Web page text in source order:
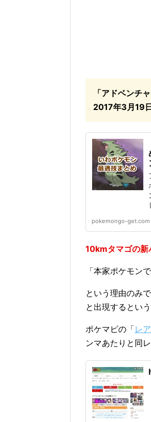
「アドベンチ
2017年3月19
pokemongo-get.com
10kmタマゴの新
「本家ポケモン
という理由のみ
と出現するという
ポケマピの「レ
ンマあたりと同